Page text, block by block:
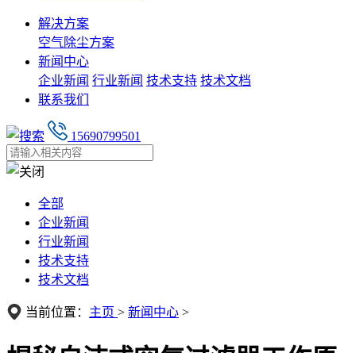
解决方案
空气除尘方案
新闻中心
企业新闻 行业新闻 技术支持 技术文档
联系我们
15690799501
全部
企业新闻
行业新闻
技术支持
技术文档
当前位置： 主页 > 新闻中心 >